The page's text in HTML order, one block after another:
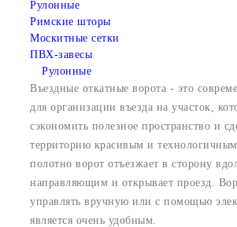
Рулонные
Римские шторы
Москитные сетки
ПВХ-завесы
Рулонные
Въездные откатные ворота - это
для организации въезда на участок,
сэкономить полезное пространство и
территорию красивым и
полотно ворот отъезжает в сторону
направляющим и открывает проезд.
управлять вручную или с помощью
является очень удобным.